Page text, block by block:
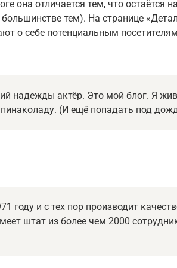
она отличается тем, что остаётся
тем). На странице
о себе потенциальным
надежды актёр. Это мой блог. Я
(И ещё попадать под
году и с тех пор производит
штат из более чем 2000